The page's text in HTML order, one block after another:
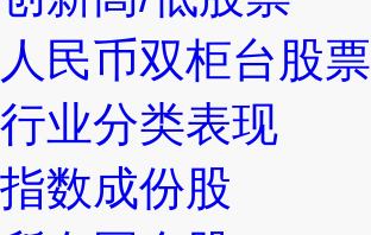
人民币双柜台股票
行业分类表现
指数成份股